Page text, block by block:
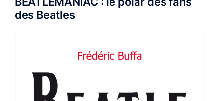
des Beatles